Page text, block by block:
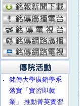
‧
銘傳大學廣銷學系
落實「實習即就
業」 推動菁英實習